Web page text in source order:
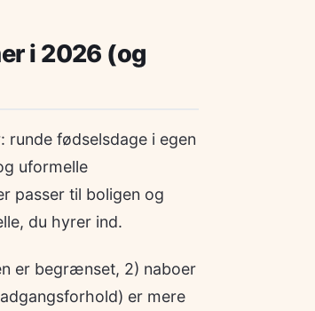
i 2026 (og
runde fødselsdage i egen
uformelle
passer til boligen og
du hyrer ind.
er begrænset, 2) naboer
er mere